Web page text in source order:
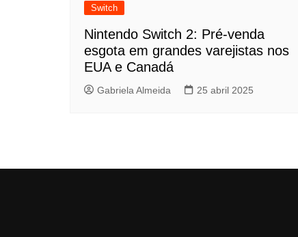
Switch
Nintendo Switch 2: Pré-venda
esgota em grandes varejistas nos
EUA e Canadá
Gabriela Almeida 25 abril 2025